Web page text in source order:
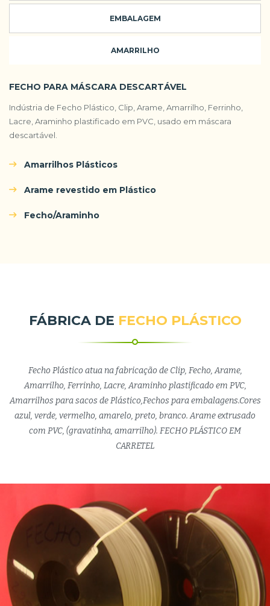
EMBALAGEM
AMARRILHO
FECHO PARA MÁSCARA DESCARTÁVEL
Indústria de Fecho Plástico, Clip, Arame, Amarrilho, Ferrinho,
Lacre, Araminho plastificado em PVC, usado em máscara
descartável.
Amarrilhos Plásticos
Arame revestido em Plástico
Fecho/Araminho
FÁBRICA DE FECHO PLÁSTICO
Fecho Plástico atua na fabricação de Clip, Fecho, Arame,
Amarrilho, Ferrinho, Lacre, Araminho plastificado em PVC,
Amarrilhos para sacos de Plástico,Fechos para embalagens.Cores
azul, verde, vermelho, amarelo, preto, branco. Arame extrusado
com PVC, (gravatinha, amarrilho). FECHO PLÁSTICO EM
CARRETEL